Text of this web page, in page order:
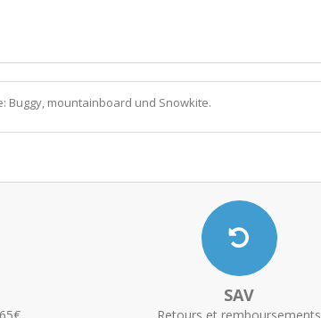
Buggy, mountainboard und Snowkite.
SAV